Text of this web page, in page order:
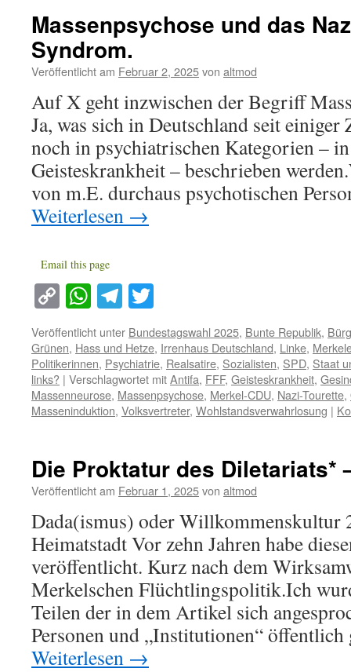
Massenpsychose und das
Syndrom.
Veröffentlicht am Februar 2, 2025von altmod
Auf X geht inzwischen der Begriff
Ja, was sich in Deutschland seit
noch in psychiatrischen Kategorien –
Geisteskrankheit – beschrieben
von m.E. durchaus psychotischen
Weiterlesen →
Email this page
Copy
Link
WhatsApp
Telegram
Veröffentlicht unter Bundestagswahl 2025, Bunte Republik,
Grünen, Hass und Hetze, Irrenhaus Deutschland, Linke,
Politikerinnen, Psychiatrie, Realsatire, Sozialisten, SPD, Staat
links? | Verschlagwortet mitAntifa, FFF, Geisteskrankheit,
Massenneurose, Massenpsychose, Merkel-CDU, Nazi-Tourette,
Masseninduktion, Volksvertreter, Wohlstandsverwahrlosung |
Die Proktatur des Diletariats*
Veröffentlicht am Februar 1, 2025von altmod
Dada(ismus) oder Willkommenskultur
Heimatstadt Vor zehn Jahren habe
veröffentlicht. Kurz nach dem
Merkelschen Flüchtlingspolitik.Ich
Teilen der in dem Artikel sich
Personen und „Institutionen“
Weiterlesen →